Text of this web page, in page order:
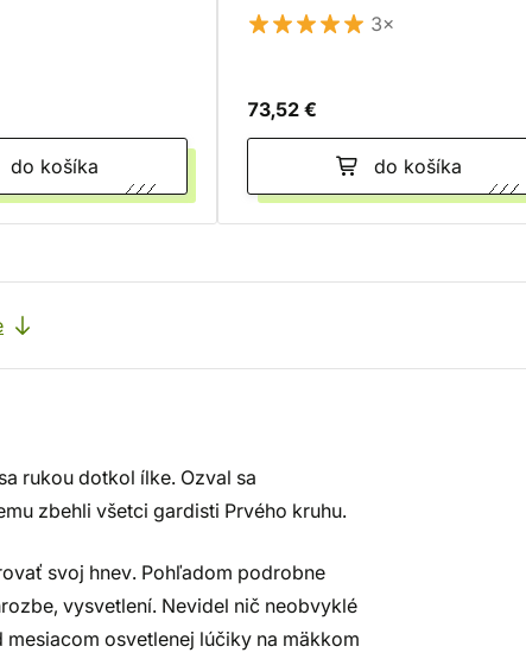
do košíka
3×
73,52 €
do košíka
rukou dotkol ílke. Ozval sa
zbehli všetci gardisti Prvého kruhu.
svoj hnev. Pohľadom podrobne
vysvetlení. Nevidel nič neobvyklé
osvetlenej lúčiky na mäkkom